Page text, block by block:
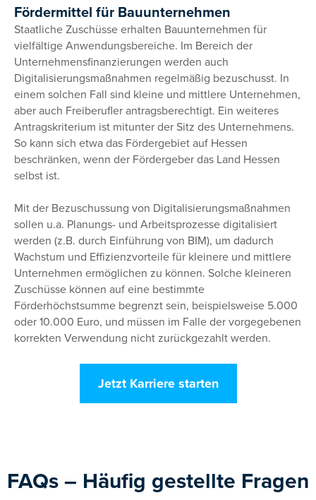
Fördermittel für Bauunternehmen
Staatliche Zuschüsse erhalten Bauunternehmen für
vielfältige Anwendungsbereiche. Im Bereich der
Unternehmensfinanzierungen werden auch
Digitalisierungsmaßnahmen regelmäßig bezuschusst. In
einem solchen Fall sind kleine und mittlere Unternehmen,
aber auch Freiberufler antragsberechtigt. Ein weiteres
Antragskriterium ist mitunter der Sitz des Unternehmens.
So kann sich etwa das Fördergebiet auf Hessen
beschränken, wenn der Fördergeber das Land Hessen
selbst ist.
Mit der Bezuschussung von Digitalisierungsmaßnahmen
sollen u.a. Planungs- und Arbeitsprozesse digitalisiert
werden (z.B. durch Einführung von BIM), um dadurch
Wachstum und Effizienzvorteile für kleinere und mittlere
Unternehmen ermöglichen zu können. Solche kleineren
Zuschüsse können auf eine bestimmte
Förderhöchstsumme begrenzt sein, beispielsweise 5.000
oder 10.000 Euro, und müssen im Falle der vorgegebenen
korrekten Verwendung nicht zurückgezahlt werden.
Jetzt Karriere starten
FAQs – Häufig gestellte Fragen